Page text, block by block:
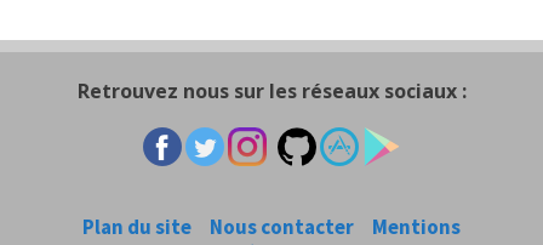
Retrouvez nous sur les réseaux sociaux :
Plan du site Nous contacter
Mentions